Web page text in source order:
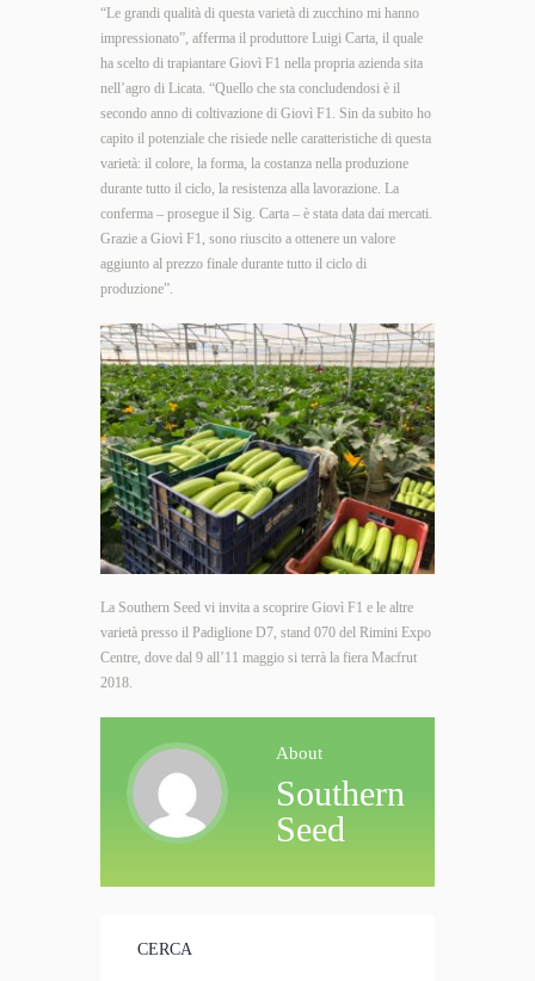
“Le grandi qualità di questa varietà di zucchino mi hanno
impressionato”, afferma il produttore Luigi Carta, il quale
ha scelto di trapiantare Giovì F1 nella propria azienda sita
nell’agro di Licata. “Quello che sta concludendosi è il
secondo anno di coltivazione di Giovì F1. Sin da subito ho
capito il potenziale che risiede nelle caratteristiche di questa
varietà: il colore, la forma, la costanza nella produzione
durante tutto il ciclo, la resistenza alla lavorazione. La
conferma – prosegue il Sig. Carta – è stata data dai mercati.
Grazie a Giovì F1, sono riuscito a ottenere un valore
aggiunto al prezzo finale durante tutto il ciclo di
produzione”.
La Southern Seed vi invita a scoprire Giovì F1 e le altre
varietà presso il Padiglione D7, stand 070 del Rimini Expo
Centre, dove dal 9 all’11 maggio si terrà la fiera Macfrut
2018.
About
Southern
Seed
CERCA